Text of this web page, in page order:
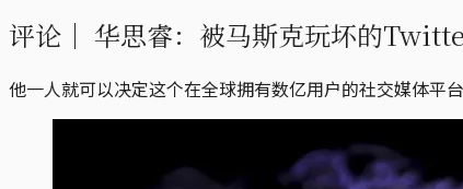
评论｜ 华思睿：被马斯克玩坏的
他一人就可以决定这个在全球拥有数亿用户的社交媒体平